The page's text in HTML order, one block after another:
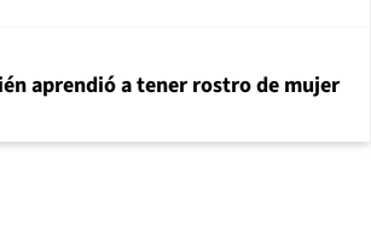
aprendió a tener rostro de mujer